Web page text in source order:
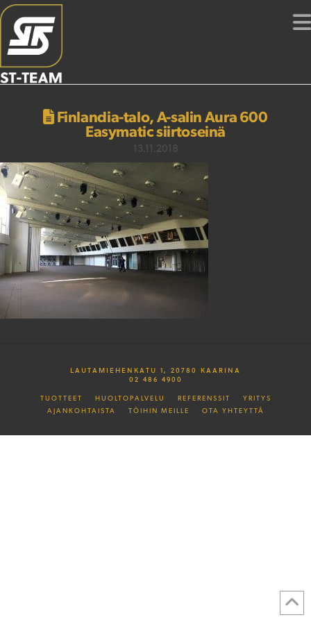
Finlandia-talo, A-salin Aura 600
Easymatic siirtoseinä
LAUTAMIEHENKATU 1, 20780 KAARINA
02 486 4900
TUOTTEET HUOLTOPALVELU REFERENSSIT
YRITYS
AJANKOHTAISTA
TÖIHIN MEILLE OTA YHTEYTTÄ